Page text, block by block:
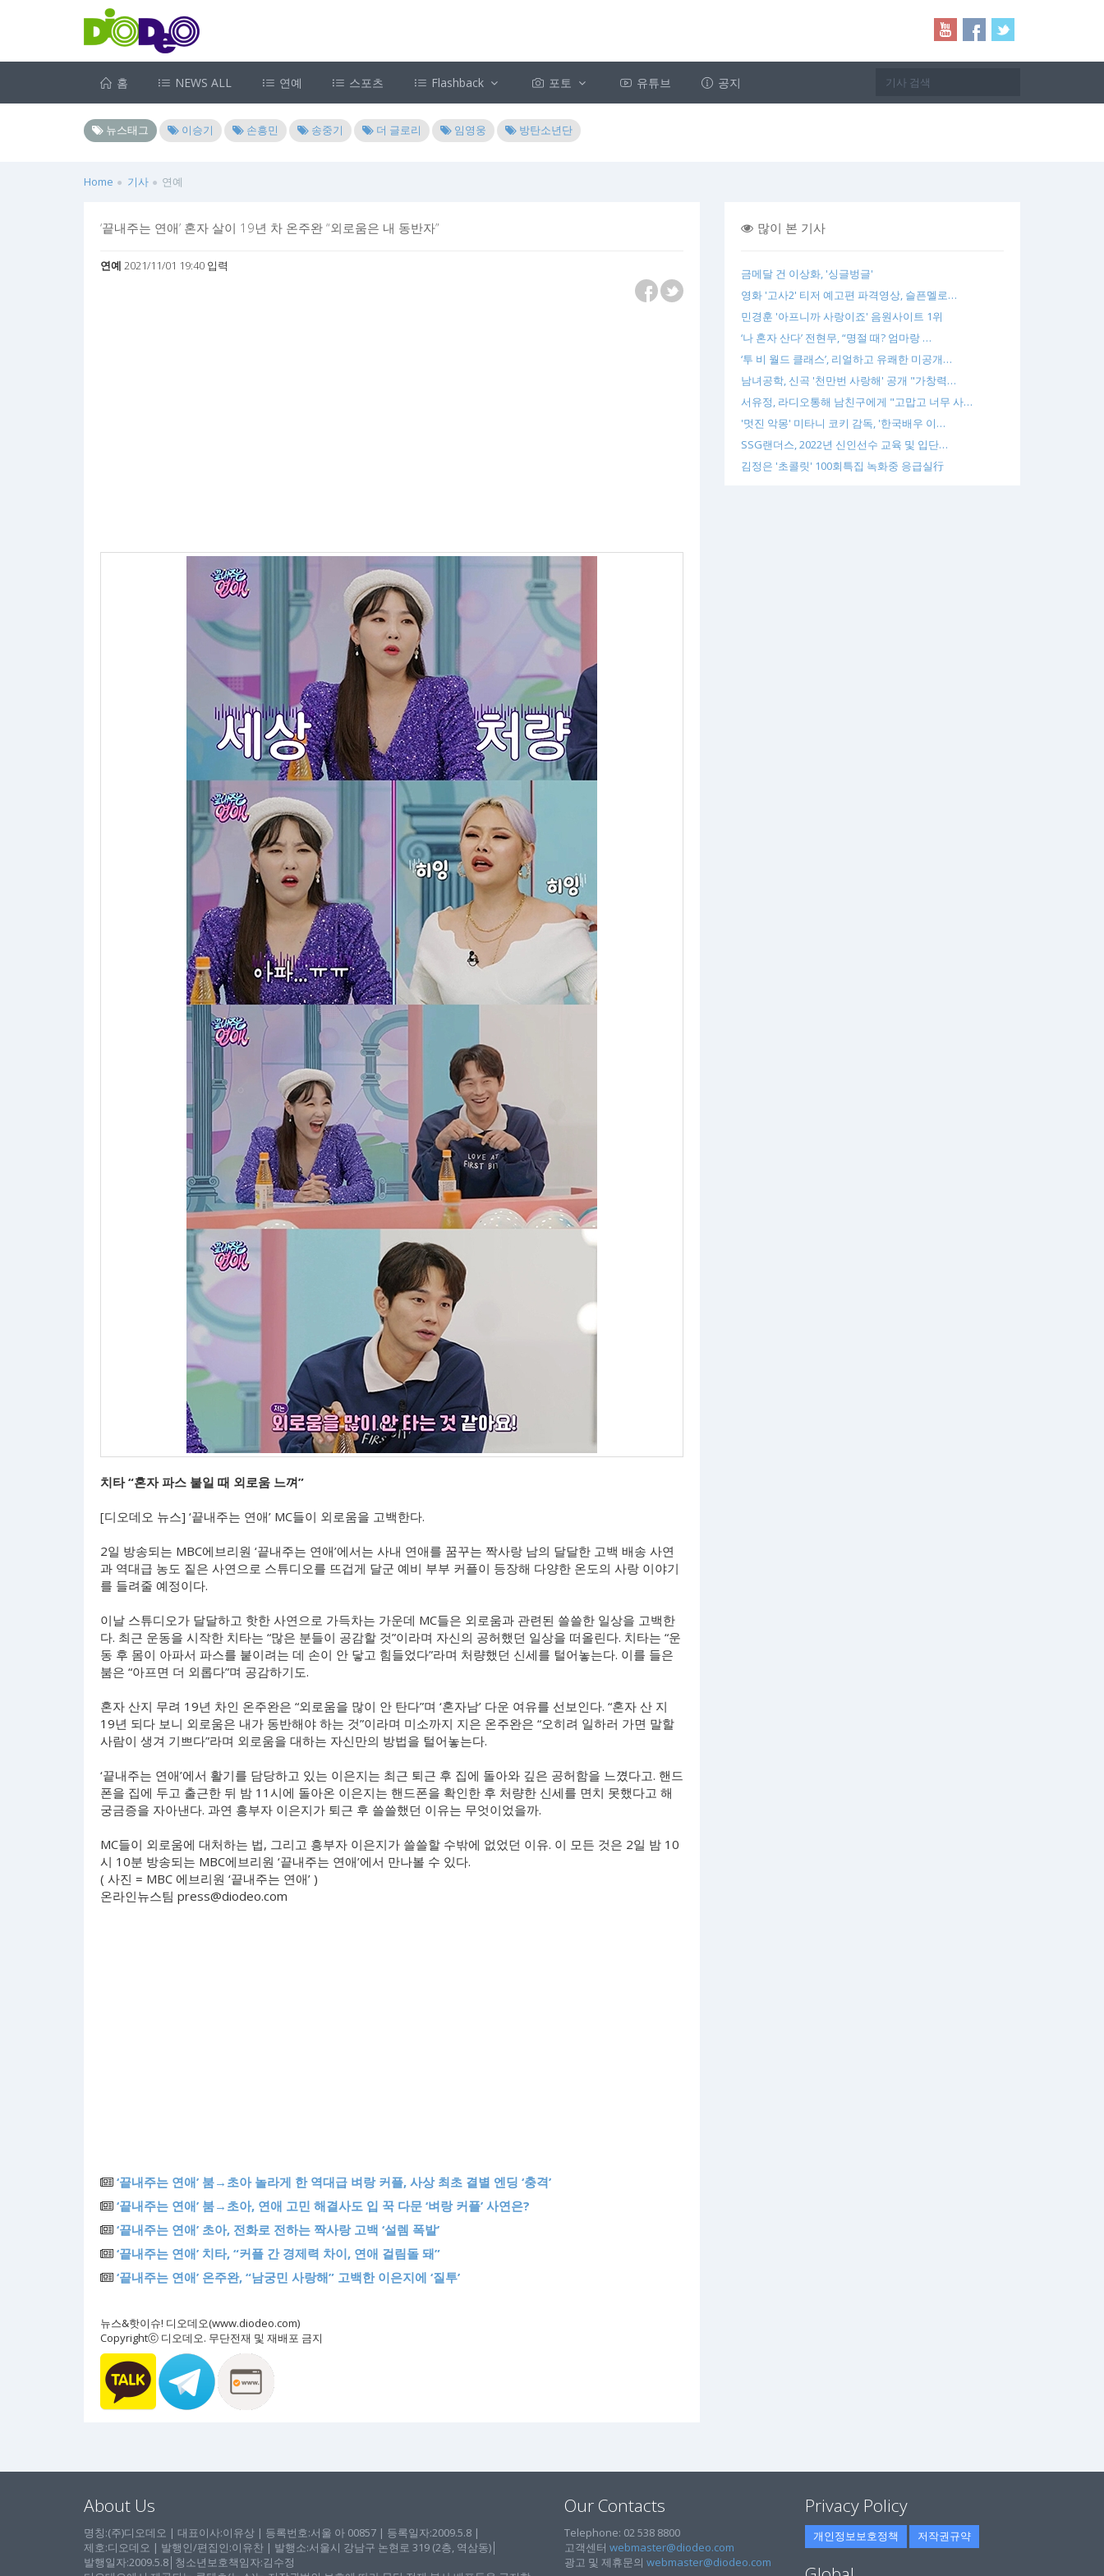
홈 NEWS ALL 연예 스포츠 Flashback 포토 유튜브 공지
뉴스태그 이승기 손흥민 송중기 더 글로리 임영웅 방탄소년단
Home 기사 연예
‘끝내주는 연애’ 혼자 살이 19년 차 온주완 “외로움은 내 동반자”
연예 2021/11/01 19:40 입력
치타 “혼자 파스 붙일 때 외로움 느껴”
[디오데오 뉴스] ‘끝내주는 연애’ MC들이 외로움을 고백한다.
2일 방송되는 MBC에브리원 ‘끝내주는 연애’에서는 사내 연애를 꿈꾸는 짝사랑 남의 달달한 고백 배송 사연
과 역대급 농도 짙은 사연으로 스튜디오를 뜨겁게 달군 예비 부부 커플이 등장해 다양한 온도의 사랑 이야기
를 들려줄 예정이다.
이날 스튜디오가 달달하고 핫한 사연으로 가득차는 가운데 MC들은 외로움과 관련된 쓸쓸한 일상을 고백한
다. 최근 운동을 시작한 치타는 “많은 분들이 공감할 것”이라며 자신의 공허했던 일상을 떠올린다. 치타는 “운
동 후 몸이 아파서 파스를 붙이려는 데 손이 안 닿고 힘들었다”라며 처량했던 신세를 털어놓는다. 이를 들은
붐은 “아프면 더 외롭다”며 공감하기도.
혼자 산지 무려 19년 차인 온주완은 “외로움을 많이 안 탄다”며 ‘혼자남’ 다운 여유를 선보인다. “혼자 산 지
19년 되다 보니 외로움은 내가 동반해야 하는 것”이라며 미소까지 지은 온주완은 “오히려 일하러 가면 말할
사람이 생겨 기쁘다”라며 외로움을 대하는 자신만의 방법을 털어놓는다.
‘끝내주는 연애’에서 활기를 담당하고 있는 이은지는 최근 퇴근 후 집에 돌아와 깊은 공허함을 느꼈다고. 핸드
폰을 집에 두고 출근한 뒤 밤 11시에 돌아온 이은지는 핸드폰을 확인한 후 처량한 신세를 면치 못했다고 해
궁금증을 자아낸다. 과연 흥부자 이은지가 퇴근 후 쓸쓸했던 이유는 무엇이었을까.
MC들이 외로움에 대처하는 법, 그리고 흥부자 이은지가 쓸쓸할 수밖에 없었던 이유. 이 모든 것은 2일 밤 10
시 10분 방송되는 MBC에브리원 ‘끝내주는 연애’에서 만나볼 수 있다.
( 사진 = MBC 에브리원 ‘끝내주는 연애’ )
온라인뉴스팀 press@diodeo.com
‘끝내주는 연애’ 붐→초아 놀라게 한 역대급 벼랑 커플, 사상 최초 결별 엔딩 ‘충격’
‘끝내주는 연애’ 붐→초아, 연애 고민 해결사도 입 꾹 다문 ‘벼랑 커플’ 사연은?
‘끝내주는 연애’ 초아, 전화로 전하는 짝사랑 고백 ‘설렘 폭발’
‘끝내주는 연애’ 치타, “커플 간 경제력 차이, 연애 걸림돌 돼”
‘끝내주는 연애’ 온주완, “남궁민 사랑해” 고백한 이은지에 ‘질투’
뉴스&핫이슈! 디오데오(www.diodeo.com)
Copyrightⓒ 디오데오. 무단전재 및 재배포 금지
많이 본 기사
금메달 건 이상화, '싱글벙글'
영화 '고사2' 티저 예고편 파격영상, 슬픈멜로…
민경훈 '아프니까 사랑이죠' 음원사이트 1위
‘나 혼자 산다’ 전현무, “명절 때? 엄마랑 …
‘투 비 월드 클래스’, 리얼하고 유쾌한 미공개…
남녀공학, 신곡 '천만번 사랑해' 공개 "가창력…
서유정, 라디오통해 남친구에게 "고맙고 너무 사…
'멋진 악몽' 미타니 코키 감독, '한국배우 이…
SSG랜더스, 2022년 신인선수 교육 및 입단…
김정은 '초콜릿' 100회특집 녹화중 응급실行
About Us
명칭:(주)디오데오 | 대표이사:이유상 | 등록번호:서울 아 00857 | 등록일자:2009.5.8 |
제호:디오데오 | 발행인/편집인:이유찬 | 발행소:서울시 강남구 논현로 319 (2층, 역삼동)│
발행일자:2009.5.8│청소년보호책임자:김수정
Our Contacts
Telephone: 02 538 8800
고객센터 webmaster@diodeo.com
광고 및 제휴문의 webmaster@diodeo.com
Privacy Policy
개인정보보호정책 저작권규약